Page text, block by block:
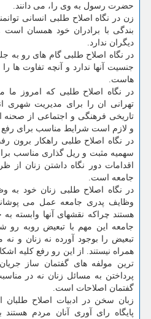
حضرت رسول به وی را، می دانند.
زن در نگاه اصلاح طلبی انسانی
بندگی با برادران خود همسان است
دیگران ندارد.
در نگاه اصلاح طلبی گام های رو به
جنسیت آنها ندارد و آنچه تفاوت ها
هاست.
در نگاه اصلاح طلبی كه امروز ما
تهرانی ان را برای مدیریت شهری
تاریخی فرهنگی و اجتماعی از صحنه
و لازم است شرایط مناسب برای رفع
در نگاه اصلاح طلبی راهكار برون
سهمیه مثبت و ریل گذاری مناسب
اقدامات دور نگاه داشتن زنان از
جامعه است.
در نگاه اصلاح طلبی زنان خود به
وظایف پدری جامعه عمل می
هستند چراكه نقشهای آنها وابسته
جامعه این مهم با تبعیض روبه رو
تبعیض را بوجود آورده نه زنان و
همراه نیستند. از این رو رفع كلیه
ترین مولفه های گفتمان ساز
پرداختن به مسائل زنان نه در
گفتمان اصلاحات است.
زبان سخن در ادبیات اصلاح طلبان
پایگاه رای آوری آنان مردم هستند